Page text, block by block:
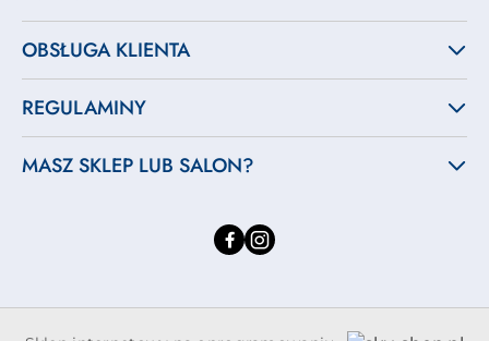
OBSŁUGA KLIENTA
REGULAMINY
MASZ SKLEP LUB SALON?